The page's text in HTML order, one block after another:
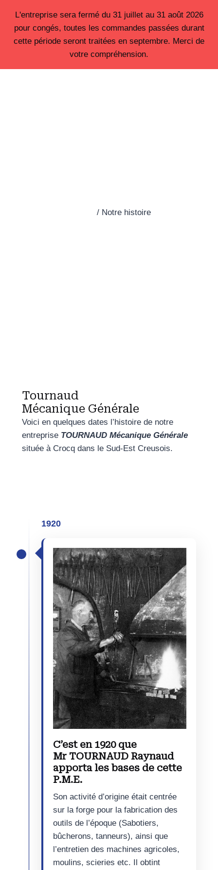
contenu
L'entreprise sera fermé du 31 juillet au 31 août 2026
pour congés, toutes les commandes passées durant
cette période seront traitées en septembre. Merci de
votre compréhension.
/ Notre histoire
Tournaud
Mécanique Générale
Voici en quelques dates l’histoire de notre
entreprise TOURNAUD Mécanique Générale
située à Crocq dans le Sud-Est Creusois.
1920
C’est en 1920 que
Mr TOURNAUD Raynaud
apporta les bases de cette
P.M.E.
Son activité d’origine était centrée
sur la forge pour la fabrication des
outils de l’époque (Sabotiers,
bûcherons, tanneurs), ainsi que
l’entretien des machines agricoles,
moulins, scieries etc. Il obtint